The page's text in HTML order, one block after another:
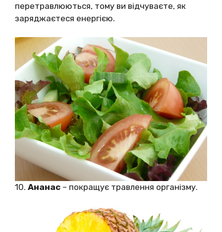
перетравлюються, тому ви відчуваєте, як
заряджаєтеся енергією.
10. Ананас – покращує травлення організму.